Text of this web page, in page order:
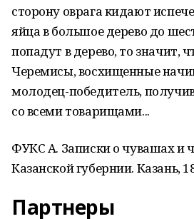
сторону оврага кидают
яйца в большое дерево до
попадут в дерево, то значит,
Черемисы, восхищенные
молодец-победитель,
со всеми товарищами...
ФУКС А. Записки о чувашах и
Казанской губернии. Казань,
Партнеры